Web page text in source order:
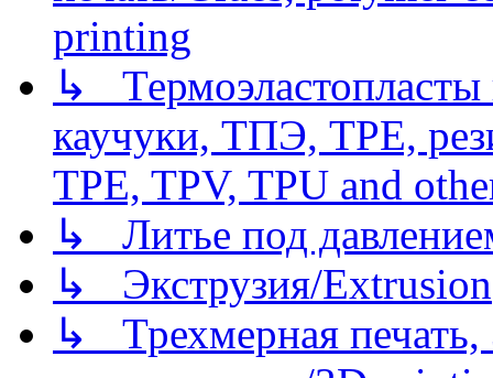
printing
↳
каучуки, ТПЭ, TPE,
TPE, TPV, TPU and
↳ Литье под
↳ Экструзия/Extrusion
↳ Трехмерная